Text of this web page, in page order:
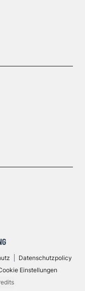
Datenschutzpolicy
Einstellungen